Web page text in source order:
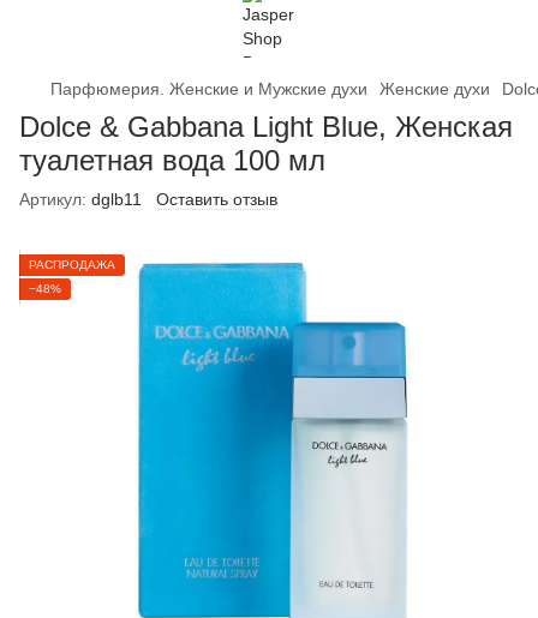
Парфюмерия. Женские и Мужские духи Женские духи
Dolce & Gabbana Light Blue, Женская
туалетная вода 100 мл
Артикул: dglb11 Оставить отзыв
РАСПРОДАЖА
−48%